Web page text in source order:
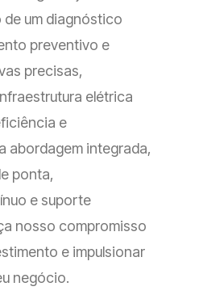
um diagnóstico
preventivo e
precisas,
elétrica
e
abordagem integrada,
ponta,
e suporte
nosso compromisso
e impulsionar
negócio.